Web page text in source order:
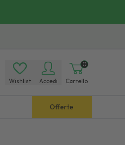
Wishlist Accedi
0
Carrello
Offerte